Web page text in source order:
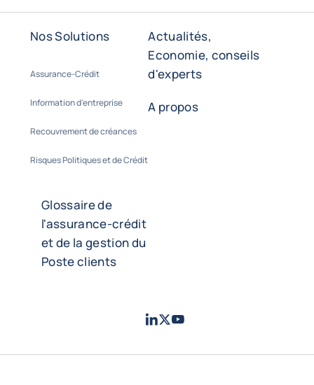
Nos Solutions
Assurance-Crédit
Information d'entreprise
Recouvrement de créances
Risques Politiques et de Crédit
Actualités,
Economie, conseils
d'experts
A propos
Glossaire de
l'assurance-crédit
et de la gestion du
Poste clients
LinkedIn
TwitterYoutube